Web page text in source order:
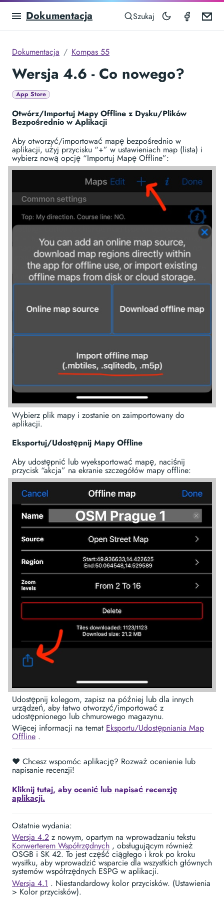
Dokumentacja Szukaj
Dokumentacja Kompas 55
Wersja 4.6 - Co nowego?
App Store
Otwórz/Importuj Mapy Offline z Dysku/Plików
Bezpośrednio w Aplikacji
Aby otworzyć/importować mapę bezpośrednio w
aplikacji, użyj przycisku “+” w ustawieniach map (lista) i
wybierz nową opcję “Importuj Mapę Offline”:
Wybierz plik mapy i zostanie on zaimportowany do
aplikacji.
Eksportuj/Udostępnij Mapy Offline
Aby udostępnić lub wyeksportować mapę, naciśnij
przycisk “akcja” na ekranie szczegółów mapy offline:
Udostępnij kolegom, zapisz na później lub dla innych
urządzeń, aby łatwo otworzyć/importować z
udostępnionego lub chmurowego magazynu.
Więcej informacji na temat Eksportu/Udostępniania Map
Offline .
❤️ Chcesz wspomóc aplikację? Rozważ ocenienie lub
napisanie recenzji!
Kliknij tutaj, aby ocenić lub napisać recenzję
aplikacji.
Ostatnie wydania:
Wersja 4.2 z nowym, opartym na wprowadzaniu tekstu
Konwerterem Współrzędnych , obsługującym również
OSGB i SK 42. To jest część ciągłego i krok po kroku
wysiłku, aby wprowadzić wsparcie dla wszystkich głównych
systemów współrzędnych ESPG w aplikacji.
Wersja 4.1 . Niestandardowy kolor przycisków. (Ustawienia
> Kolor przycisków).